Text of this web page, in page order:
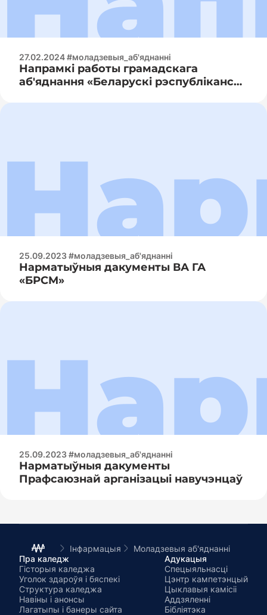
27.02.2024 #моладзевыя_аб'яднанні
Напрамкі работы грамадскага
аб'яднання «Беларускі рэспубліканскі
25.09.2023 #моладзевыя_аб'яднанні
Нарматыўныя дакументы ВА ГА
«БРСМ»
25.09.2023 #моладзевыя_аб'яднанні
Нарматыўныя дакументы
Прафсаюзнай арганізацыі навучэнцаў
Інфармацыя
Моладзевыя аб'яднанні
Пра каледж
Гісторыя каледжа
Уголок здароўя і бяспекі
Структура каледжа
Навіны і анонсы
Лагатыпы і банеры сайта
Адукацыя
Спецыяльнасці
Цэнтр кампетэнцый
Цыклавыя камісіі
Аддзяленні
Бібліятэка